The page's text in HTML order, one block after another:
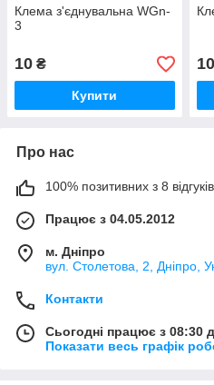
Клема з'єднувальна WGn-
3
10 ₴
Купити
10
Про нас
100% позитивних з 8
Працює з 04.05.2012
м. Дніпро
вул. Столетова, 2, Дніпро,
Контакти
Сьогодні працює з 08:30
Показати весь графік